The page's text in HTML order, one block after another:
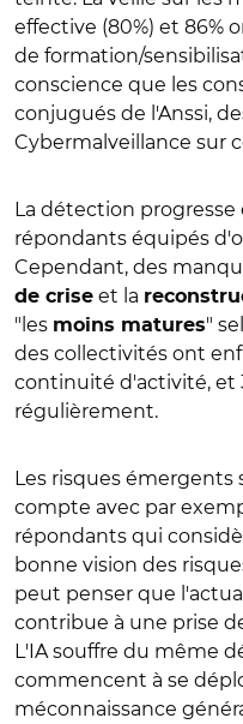
effective (80%) et 86%
de formation/
conscience que les
conjugués de l'Anssi,
Cybermalveillance sur
La détection progresse
répondants équipés
Cependant, des
de crise et la
"les moins matures"
des collectivités ont
continuité d'activité, et
régulièrement.
Les risques émergents
compte avec par
répondants qui
bonne vision des
peut penser que
contribue à une prise
L'IA souffre du même
commencent à se
méconnaissance